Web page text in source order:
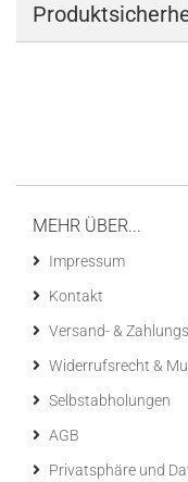
MEHR ÜBER...
Impressum
Kontakt
Versand- &
Widerrufsrecht &
Selbstabholungen
AGB
Privatsphäre und